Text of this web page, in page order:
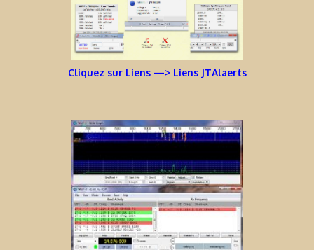
Cliquez sur Liens —> Liens JTAlaerts